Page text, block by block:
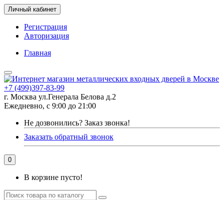
Личный кабинет
Регистрация
Авторизация
Главная
+7 (499)397-83-99
г. Москва ул.Генерала Белова д.2
Ежедневно, с 9:00 до 21:00
Не дозвонились? Заказ звонка!
Заказать обратный звонок
0
В корзине пусто!